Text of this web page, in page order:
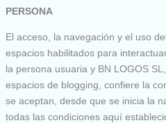
PERSONA
El acceso, la navegación y el uso
espacios habilitados para
la persona usuaria y BN LOGOS
espacios de blogging, confiere la
se aceptan, desde que se inicia la
todas las condiciones aquí